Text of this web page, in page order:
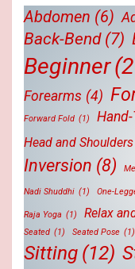
Abdomen (6)
Back-Bend (7)
Beginner
Forearms (4)
Forward Fold (1)
Head and Shoulders
Inversion (8)
Nadi Shuddhi (1) One-
Raja Yoga (1) Relax
Seated (1) Seated Pose (1)
Sitting (12)